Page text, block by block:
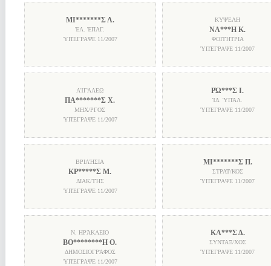
ΜΙ*******Σ Λ.
ἘΛ. ἘΠΑΓ.
ὙΠΈΓΡΑΨΕ 11/2007
ΚΥΨΈΛΗ
ΝΑ***Η Κ.
ΦΟΙΤΉΤΡΙΑ
ὙΠΈΓΡΑΨΕ 11/2007
ΑἸΓΆΛΕΩ
ΠΑ*******Σ Χ.
ΜΗΧ/ΡΓΟΣ
ὙΠΈΓΡΑΨΕ 11/2007
ΡΏ***Σ Ι.
ἸΔ. ὙΠΆΛ.
ὙΠΈΓΡΑΨΕ 11/2007
ΒΡΙΛΉΣΙΑ
ΚΡ*****Σ Μ.
ΔΙΑΚ/ΤΉΣ
ὙΠΈΓΡΑΨΕ 11/2007
ΜΙ*******Σ Π.
ΣΤΡΑΤ/ΚΟΣ
ὙΠΈΓΡΑΨΕ 11/2007
Ν. ΗΡΆΚΛΕΙΟ
ΒΟ********Η Ο.
ΔΗΜΟΣΙΟΓΡΆΦΟΣ
ὙΠΈΓΡΑΨΕ 11/2007
ΚΑ***Σ Δ.
ΣΥΝΤΑΞ/ΧΟΣ
ὙΠΈΓΡΑΨΕ 11/2007